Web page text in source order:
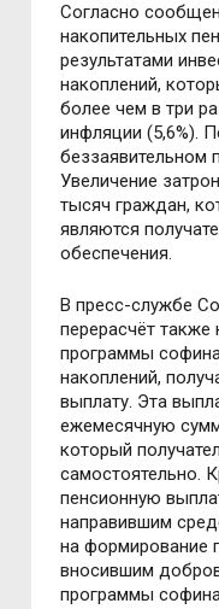
Согласно
накопительных
результатами
накоплений,
более чем в три
инфляции (5,6%).
беззаявительном
Увеличение
тысяч граждан,
являются
обеспечения.
В пресс-службе
перерасчёт также
программы
накоплений,
выплату. Эта
ежемесячную
который
самостоятельно.
пенсионную
направившим
на формирование
вносившим
программы